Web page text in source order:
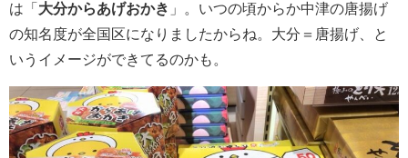
は「 大分からあげおかき 」。いつの頃からか中津の唐揚げ
の知名度が全国区になりましたからね。大分＝唐揚げ、と
いうイメージができてるのかも。